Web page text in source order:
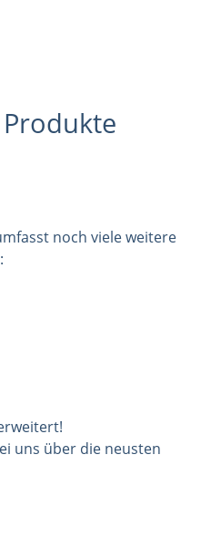
noch viele weitere
uns über die neusten